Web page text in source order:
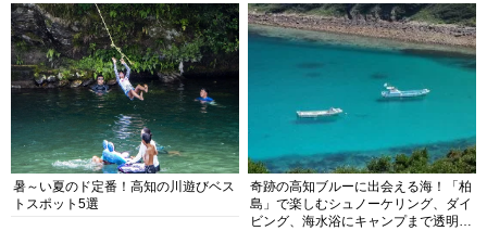
暑～い夏のド定番！高知の川遊びベス
トスポット5選
奇跡の高知ブルーに出会える海！「柏
島」で楽しむシュノーケリング、ダイ
ビング、海水浴にキャンプまで透明度